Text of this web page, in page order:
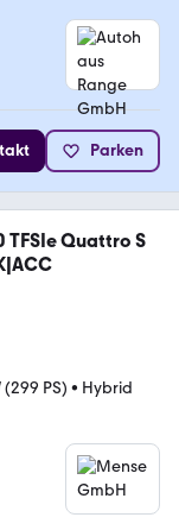
Parken
TFSIe Quattro S
PS) • Hybrid